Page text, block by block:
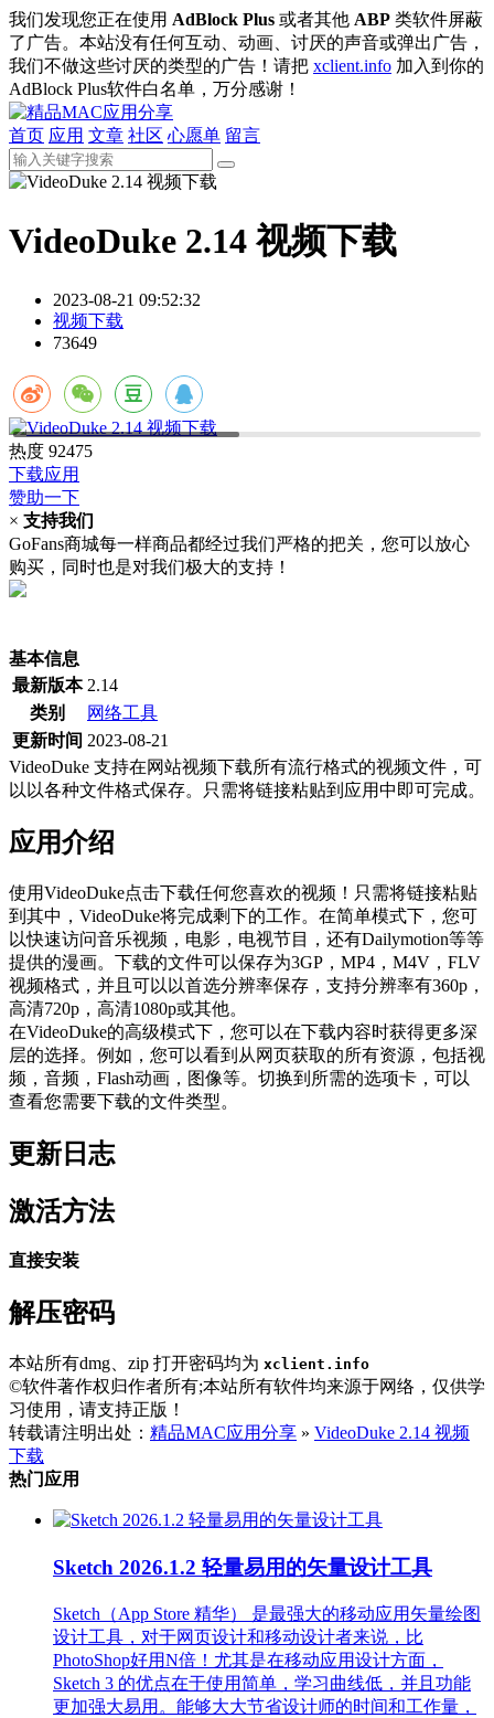
我们发现您正在使用 AdBlock Plus 或者其他 ABP 类软件屏蔽
了广告。本站没有任何互动、动画、讨厌的声音或弹出广告，
我们不做这些讨厌的类型的广告！请把 xclient.info 加入到你的
AdBlock Plus软件白名单，万分感谢！
首页 应用 文章 社区 心愿单 留言
VideoDuke 2.14 视频下载
2023-08-21 09:52:32
视频下载
73649
热度 92475
下载应用
赞助一下
× 支持我们
GoFans商城每一样商品都经过我们严格的把关，您可以放心
购买，同时也是对我们极大的支持！
基本信息
最新版本 2.14
类别
网络工具
更新时间 2023-08-21
VideoDuke 支持在网站视频下载所有流行格式的视频文件，可
以以各种文件格式保存。只需将链接粘贴到应用中即可完成。
应用介绍
使用VideoDuke点击下载任何您喜欢的视频！只需将链接粘贴
到其中，VideoDuke将完成剩下的工作。在简单模式下，您可
以快速访问音乐视频，电影，电视节目，还有Dailymotion等等
提供的漫画。下载的文件可以保存为3GP，MP4，M4V，FLV
视频格式，并且可以以首选分辨率保存，支持分辨率有360p，
高清720p，高清1080p或其他。
在VideoDuke的高级模式下，您可以在下载内容时获得更多深
层的选择。例如，您可以看到从网页获取的所有资源，包括视
频，音频，Flash动画，图像等。切换到所需的选项卡，可以
查看您需要下载的文件类型。
更新日志
激活方法
直接安装
解压密码
本站所有dmg、zip 打开密码均为 xclient.info
©软件著作权归作者所有;本站所有软件均来源于网络，仅供学
习使用，请支持正版！
转载请注明出处： 精品MAC应用分享 » VideoDuke 2.14 视频
下载
热门应用
Sketch 2026.1.2 轻量易用的矢量设计工具
Sketch（App Store 精华） 是最强大的移动应用矢量绘图
设计工具，对于网页设计和移动设计者来说，比
PhotoShop好用N倍！尤其是在移动应用设计方面，
Sketch 3 的优点在于使用简单，学习曲线低，并且功能
更加强大易用。能够大大节省设计师的时间和工作量，